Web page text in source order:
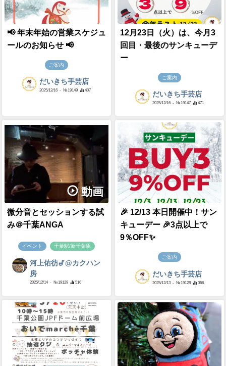
📢 年末年始の営業スケジュ
ールのお知らせ 📢
ご案内
だいきち手芸店
2025/12/16 - №19149 407
12月23日（火）は、今月3
回目・最後のサンキューデ
ー
ご案内
だいきち手芸店
2025/12/16 - №19147 471
動画
微分音とセッションする試
み＠千葉ANGA
イベント 千葉駅/新千葉駅
河上佑彷🎷@カクハン
房
2025/12/14 - №19129 516
🎉 12/13 本日開催中！サン
キューデー 🎉3点以上で
9％OFF✨
ご案内
だいきち手芸店
2025/12/13 - №19128 366